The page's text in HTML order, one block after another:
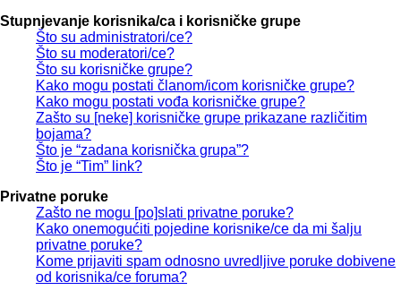
Stupnjevanje korisnika/ca i korisničke grupe
Što su administratori/ce?
Što su moderatori/ce?
Što su korisničke grupe?
Kako mogu postati članom/icom korisničke grupe?
Kako mogu postati vođa korisničke grupe?
Zašto su [neke] korisničke grupe prikazane različitim
bojama?
Što je “zadana korisnička grupa”?
Što je “Tim” link?
Privatne poruke
Zašto ne mogu [po]slati privatne poruke?
Kako onemogućiti pojedine korisnike/ce da mi šalju
privatne poruke?
Kome prijaviti spam odnosno uvredljive poruke dobivene
od korisnika/ce foruma?